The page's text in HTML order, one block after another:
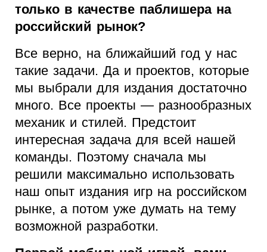
только в качестве паблишера на
российский рынок?
Все верно, на ближайший год у нас
такие задачи. Да и проектов, которые
мы выбрали для издания достаточно
много. Все проекты — разнообразных
механик и стилей. Предстоит
интересная задача для всей нашей
команды. Поэтому сначала мы
решили максимально использовать
наш опыт издания игр на российском
рынке, а потом уже думать на тему
возможной разработки.